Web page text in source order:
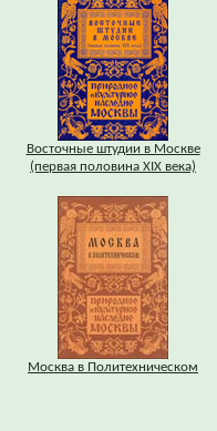
Восточные штудии в Москве
(первая половина XIX века)
Москва в Политехническом